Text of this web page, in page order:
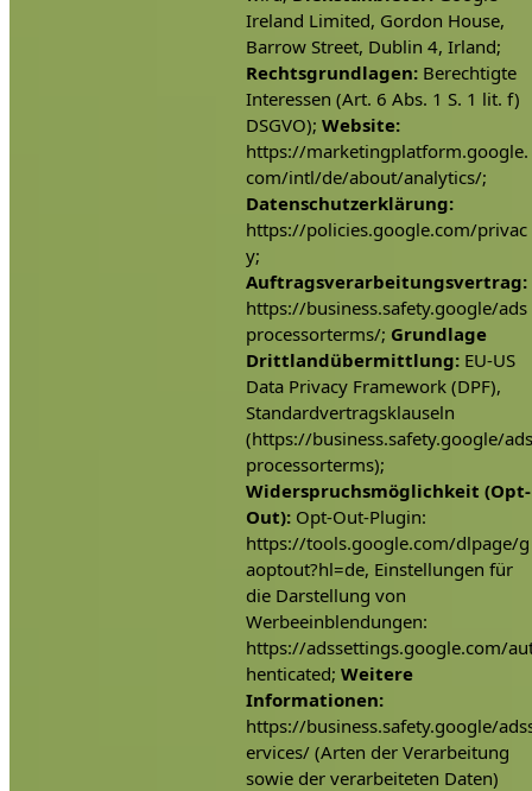
Ireland Limited, Gordon House,
Barrow Street, Dublin 4, Irland;
Rechtsgrundlagen:Berechtigte
Interessen (Art. 6 Abs. 1 S. 1 lit. f)
DSGVO); Website:
https://marketingplatform.google.
com/intl/de/about/analytics/;
Datenschutzerklärung:
https://policies.google.com/privac
y;
Auftragsverarbeitungsvertrag:
https://business.safety.google/ads
processorterms/; Grundlage
Drittlandübermittlung:EU-US
Data Privacy Framework (DPF),
Standardvertragsklauseln
(https://business.safety.google/ads
processorterms);
Widerspruchsmöglichkeit (Opt-
Out):Opt-Out-Plugin:
https://tools.google.com/dlpage/g
aoptout?hl=de, Einstellungen für
die Darstellung von
Werbeeinblendungen:
https://adssettings.google.com/
henticated; Weitere
Informationen:
https://business.safety.google/
ervices/ (Arten der Verarbeitung
sowie der verarbeiteten Daten)